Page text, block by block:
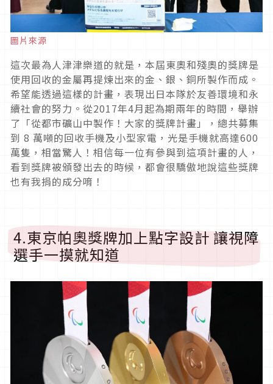
圖片來源
這次最為人津津樂道的就是，本屆東奧和殘奧的獎牌是
使用回收的金屬再提煉出來的金、銀、銅所製作而成。
希望能透過這樣的計畫，表現出日本隊於友善環境和永
續社會的努力。從2017年4月起為期兩年的時間，舉辦
了「從都市礦山中製作！大家的獎牌計畫」，總共募集
到 8 萬噸的回收手機及小型家電，光是手機就高達600
萬隻，相當驚人！相信每一位有參與到這項計畫的人，
看到獎牌被頒發出去的時候，都會很驕傲地說這些獎牌
也有我捐的成分唷！
4.東京帕奧獎牌加上點字設計 讓視障
選手一摸就知道